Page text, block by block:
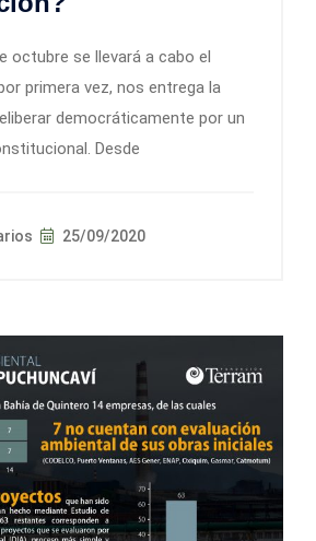
octubre se llevará a cabo el
primera vez, nos entrega la
democráticamente por un
Desde
25/09/2020